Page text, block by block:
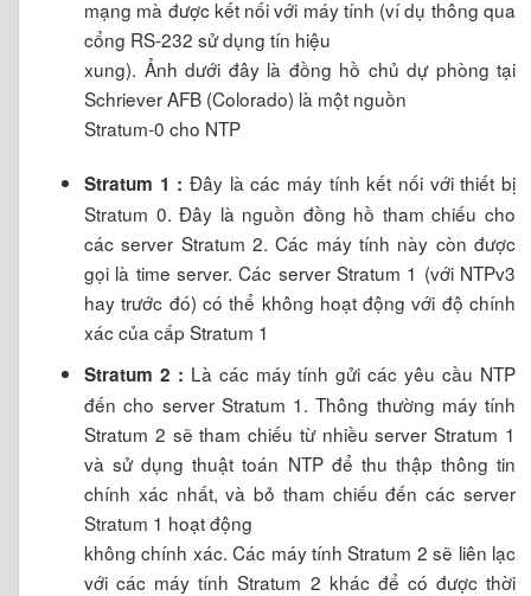
mạng mà được kết nối với máy tính (ví dụ thông qua
cổng RS-232 sử dụng tín hiệu
xung). Ảnh dưới đây là đồng hồ chủ dự phòng tại
Schriever AFB (Colorado) là một nguồn
Stratum-0 cho NTP
Stratum 1 : Đây là các máy tính kết nối với thiết bị
Stratum 0. Đây là nguồn đồng hồ tham chiếu cho
các server Stratum 2. Các máy tính này còn được
gọi là time server. Các server Stratum 1 (với NTPv3
hay trước đó) có thể không hoạt động với độ chính
xác của cấp Stratum 1
Stratum 2 : Là các máy tính gửi các yêu cầu NTP
đến cho server Stratum 1. Thông thường máy tính
Stratum 2 sẽ tham chiếu từ nhiều server Stratum 1
và sử dụng thuật toán NTP để thu thập thông tin
chính xác nhất, và bỏ tham chiếu đến các server
Stratum 1 hoạt động
không chính xác. Các máy tính Stratum 2 sẽ liên lạc
với các máy tính Stratum 2 khác để có được thời